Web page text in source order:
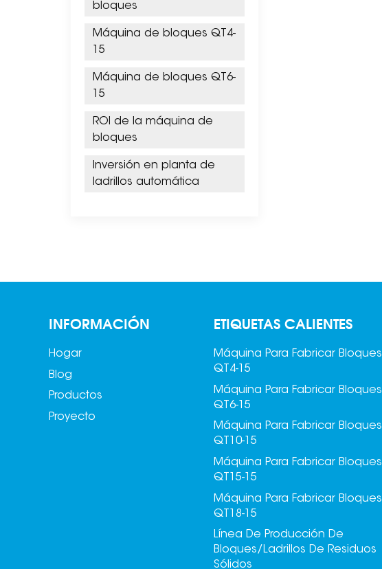
bloques
Máquina de bloques QT4-
15
Máquina de bloques QT6-
15
ROI de la máquina de
bloques
Inversión en planta de
ladrillos automática
INFORMACIÓN
Hogar
Blog
Productos
Proyecto
ETIQUETAS CALIENTES
Máquina Para Fabricar Bloques
QT4-15
Máquina Para Fabricar Bloques
QT6-15
Máquina Para Fabricar Bloques
QT10-15
Máquina Para Fabricar Bloques
QT15-15
Máquina Para Fabricar Bloques
QT18-15
Línea De Producción De
Bloques/ladrillos De Residuos
Sólidos